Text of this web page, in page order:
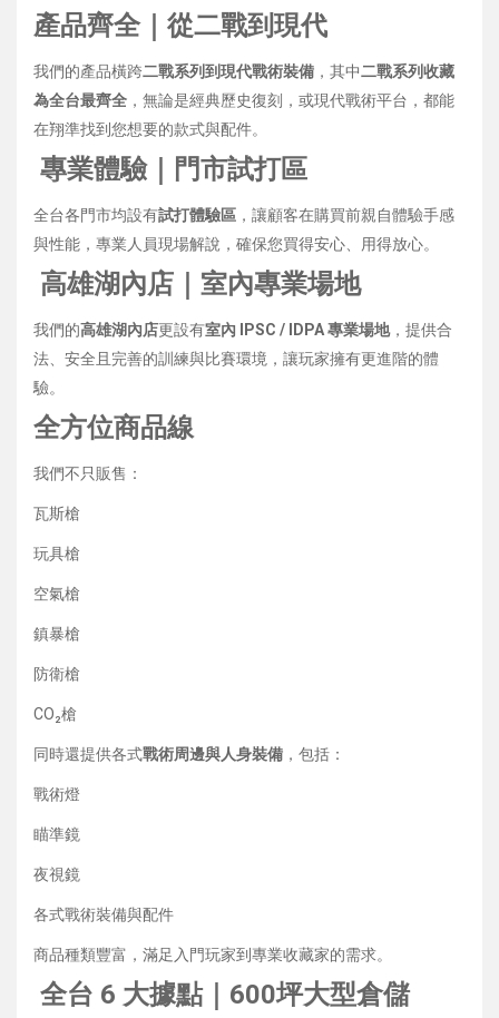
產品齊全｜從二戰到現代
我們的產品橫跨二戰系列到現代戰術裝備 ，其中二戰系列收藏
為全台最齊全 ，無論是經典歷史復刻，或現代戰術平台，都能
在翔準找到您想要的款式與配件。
專業體驗｜門市試打區
全台各門市均設有試打體驗區 ，讓顧客在購買前親自體驗手感
與性能，專業人員現場解說，確保您買得安心、用得放心。
高雄湖內店｜室內專業場地
我們的高雄湖內店更設有室內 IPSC / IDPA 專業場地，提供合
法、安全且完善的訓練與比賽環境，讓玩家擁有更進階的體
驗。
全方位商品線
我們不只販售：
瓦斯槍
玩具槍
空氣槍
鎮暴槍
防衛槍
CO₂槍
同時還提供各式戰術周邊與人身裝備 ，包括：
戰術燈
瞄準鏡
夜視鏡
各式戰術裝備與配件
商品種類豐富，滿足入門玩家到專業收藏家的需求。
全台 6 大據點｜600坪大型倉儲